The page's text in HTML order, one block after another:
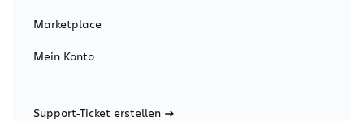
Marketplace
Mein Konto
Support-Ticket erstellen